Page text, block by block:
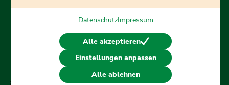
Vertrag widerrufen
© 2026 Ausbildungspark Verlag. Alle Rechte vorbehalten.
DatenschutzImpressum
Alle akzeptieren
Einstellungen anpassen
Alle ablehnen